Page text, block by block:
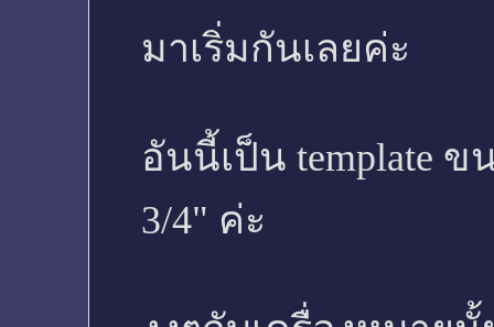
มาเริ่มกันเลยค่ะ
อันนี้เป็น template ข
3/4" ค่ะ